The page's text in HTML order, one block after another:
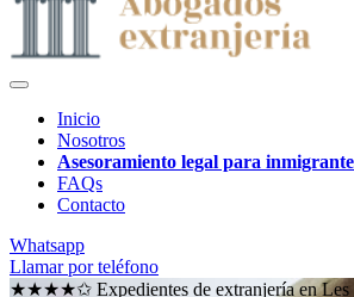
Inicio
Nosotros
Asesoramiento legal para
FAQs
Contacto
Whatsapp
Llamar por teléfono
★★★★✩ Expedientes de extranjería enLes